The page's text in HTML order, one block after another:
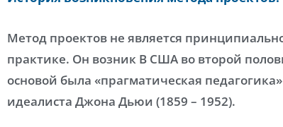
Метод проектов не является
практике. Он возник В США во второй
основой была «прагматическая
идеалиста Джона Дьюи (1859 – 1952).